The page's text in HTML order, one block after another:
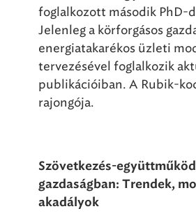
foglalkozott második PhD-
Jelenleg a körforgásos
energiatakarékos üzleti
tervezésével foglalkozik
publikációiban. A Rubik-
rajongója.
Szövetkezés-
gazdaságban: Trendek,
akadályok